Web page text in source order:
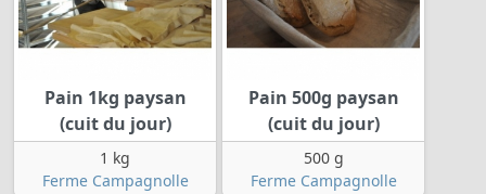
Pain 1kg paysan
(cuit du jour)
1 kg
Ferme Campagnolle
Pain 500g paysan
(cuit du jour)
500 g
Ferme Campagnolle